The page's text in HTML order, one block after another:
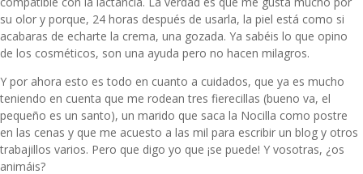
su olor y porque, 24 horas después de usarla, la piel está como si
acabaras de echarte la crema, una gozada. Ya sabéis lo que opino
de los cosméticos, son una ayuda pero no hacen milagros.
Y por ahora esto es todo en cuanto a cuidados, que ya es mucho
teniendo en cuenta que me rodean tres fierecillas (bueno va, el
pequeño es un santo), un marido que saca la Nocilla como postre
en las cenas y que me acuesto a las mil para escribir un blog y otros
trabajillos varios. Pero que digo yo que ¡se puede! Y vosotras, ¿os
animáis?